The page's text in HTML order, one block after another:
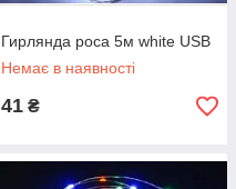
Гирлянда роса 5м white USB
Немає в наявності
41 ₴